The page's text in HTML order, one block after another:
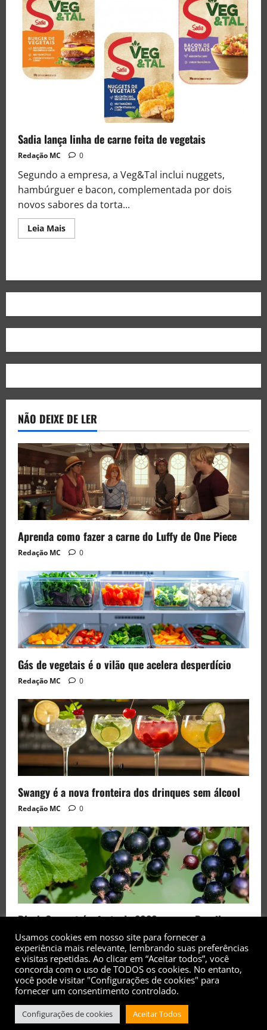
Sadia lança linha de carne feita de vegetais
Redação MC 0
Segundo a empresa, a Veg&Tal inclui nuggets,
hambúrguer e bacon, complementada por dois
novos sabores da torta...
Leia Mais
NÃO DEIXE DE LER
Aprenda como fazer a carne do Luffy de One Piece
Redação MC 0
Gás de vegetais é o vilão que acelera desperdício
Redação MC 0
Swangy é a nova fronteira dos drinques sem álcool
Redação MC 0
Black Currant é a fruta de 2026 rara no Brasil
Redação MC 0
Copyright© 2017 - 2026 - Todos os direitos
Usamos cookies em nosso site para fornecer a
experiência mais relevante, lembrando suas preferências
e visitas repetidas. Ao clicar em “Aceitar todos”, você
concorda com o uso de TODOS os cookies. No entanto,
você pode visitar "Configurações de cookies" para
fornecer um consentimento controlado.
Configurações de cookies Aceitar Todos